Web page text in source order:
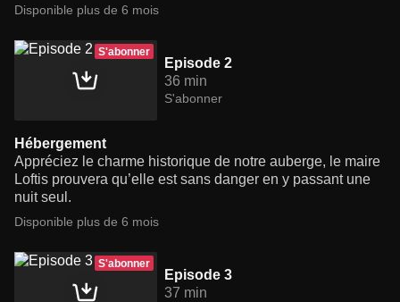
Disponible plus de 6 mois
S'abonner
Episode 2
36 min
S'abonner
Hébergement
Appréciez le charme historique de notre auberge, le maire
Loftis prouvera qu’elle est sans danger en y passant une
nuit seul.
Disponible plus de 6 mois
S'abonner
Episode 3
37 min